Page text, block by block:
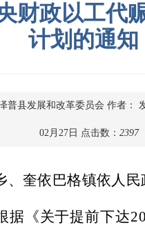
财政以工代
计划的通知
普县发展和改革委员会 作者：
02月27日 点击数： 2397
、奎依巴格镇依人
据《关于提前下达